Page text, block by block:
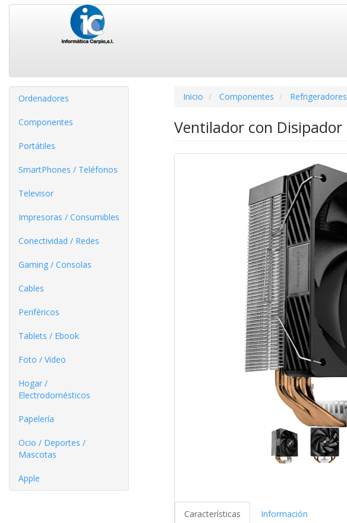
Ordenadores
Componentes
Portátiles
SmartPhones / Teléfonos
Televisor
Impresoras / Consumibles
Conectividad / Redes
Gaming / Consolas
Cables
Periféricos
Tablets / Ebook
Foto / Video
Hogar /
Electrodomésticos
Papelería
Ocio / Deportes /
Mascotas
Apple
Inicio Componentes Refrigeradores
Ventilador con
Características Información